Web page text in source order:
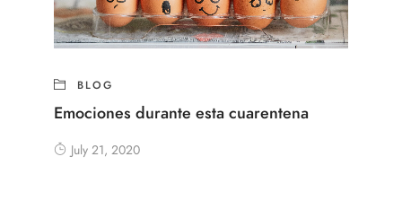
BLOG
Emociones durante esta cuarentena
July 21, 2020